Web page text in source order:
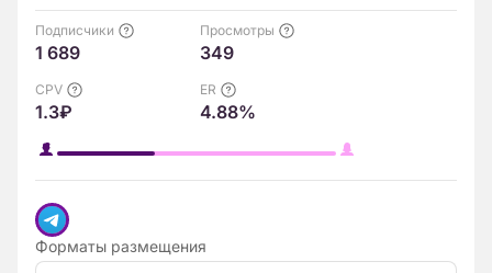
Подписчики
1 689
Просмотры
349
CPV
1.3₽
ER
4.88%
Форматы размещения